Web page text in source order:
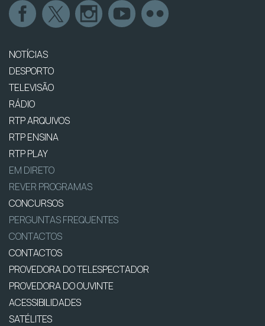
NOTÍCIAS
DESPORTO
TELEVISÃO
RÁDIO
RTP ARQUIVOS
RTP ENSINA
RTP PLAY
EM DIRETO
REVER PROGRAMAS
CONCURSOS
PERGUNTAS FREQUENTES
CONTACTOS
CONTACTOS
PROVEDORA DO TELESPECTADOR
PROVEDORA DO OUVINTE
ACESSIBILIDADES
SATÉLITES